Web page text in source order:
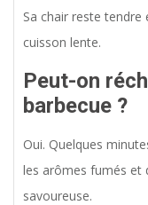
Sa chair reste
cuisson lente.
Peut-on
barbecue ?
Oui. Quelques
les arômes fumés et
savoureuse.